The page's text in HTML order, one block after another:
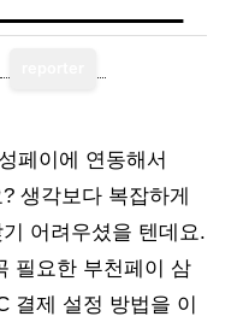
페이에 연동해서
생각보다 복잡하게
어려우셨을 텐데요.
필요한 부천페이 삼
결제 설정 방법을 이